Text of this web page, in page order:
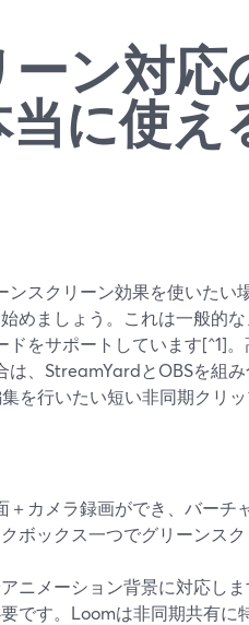
ン対応
に使え
スクリーン効果を使いたい
めましょう。これは一般的
をサポートしています[^1]
、StreamYardとOBSを組
を行いたい短い非同期クリッ
カメラ録画ができ、バーチ
ボックス一つでグリーンス
ニメーション背景に対応し
です。Loomは非同期共有に